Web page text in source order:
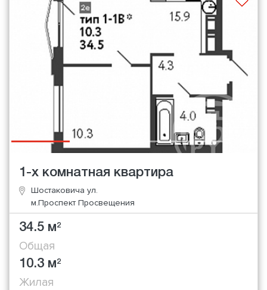
1-х комнатная квартира
Шостаковича ул.
м.Проспект Просвещения
34.5 м2
Общая
10.3 м2
Жилая